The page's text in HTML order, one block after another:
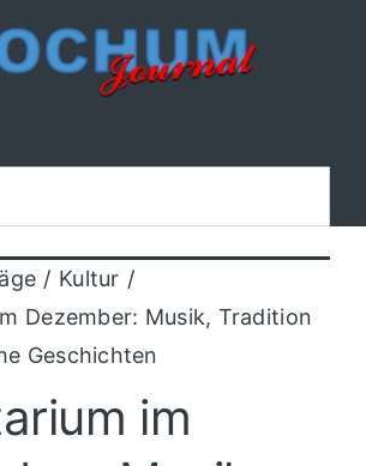
Kultur
Dezember: Musik, Tradition
Geschichten
im